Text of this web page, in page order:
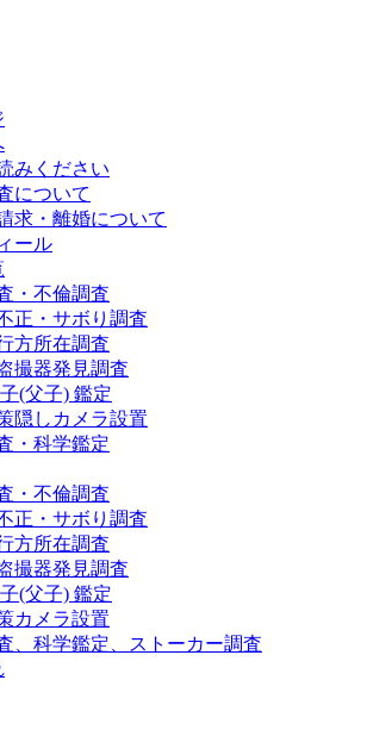
みください
について
求・離婚について
ール
・不倫調査
正・サボり調査
方所在調査
撮器発見調査
(父子) 鑑定
隠しカメラ設置
・科学鑑定
・不倫調査
正・サボり調査
方所在調査
撮器発見調査
(父子) 鑑定
カメラ設置
、科学鑑定、ストーカー調査